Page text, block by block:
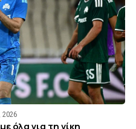
όλα για τη νίκη